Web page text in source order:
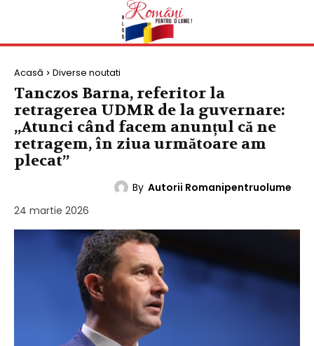
Acasă Diverse noutati
Tanczos Barna, referitor la
retragerea UDMR de la guvernare:
„Atunci când facem anunțul că ne
retragem, în ziua următoare am
plecat”
By Autorii Romanipentruolume
24 martie 2026